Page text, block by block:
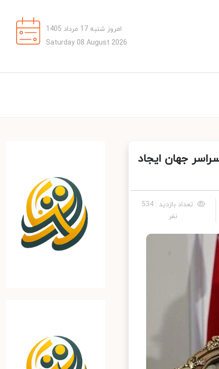
امروز شنبه 17 مرداد 1405
Saturday 08 August 2026
سراسر جهان ایجاد
تعداد بازدید : 534
نفر